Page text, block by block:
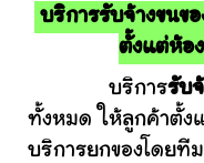
บริการรับจ้างขนข
ตั้งแต่ห้อ
บริการรับ
ทั้งหมด ให้ลูกค้าตั้ง
บริการยกของโดยที